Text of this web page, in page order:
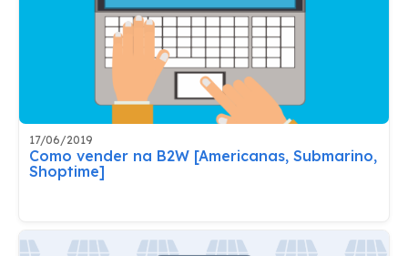
17/06/2019
Como vender na B2W [Americanas, Submarino,
Shoptime]